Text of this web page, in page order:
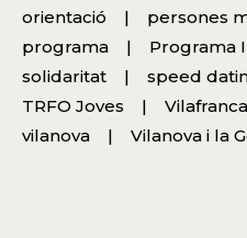
orientació
persones
programa
Programa
solidaritat
speed
TRFO Joves
vilanova
Vilanova i la